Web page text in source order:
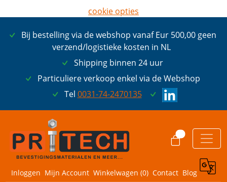
Bij bestelling via de webshop vanaf Eur 500,00 geen
verzend/logistieke kosten in NL
Shipping binnen 24 uur
Particuliere verkoop enkel via de Webshop
Tel 0031-74-2470135
Inloggen Mijn Account Winkelwagen (0) Contact Blog
cookie opties
ik ga akkoord met cookies